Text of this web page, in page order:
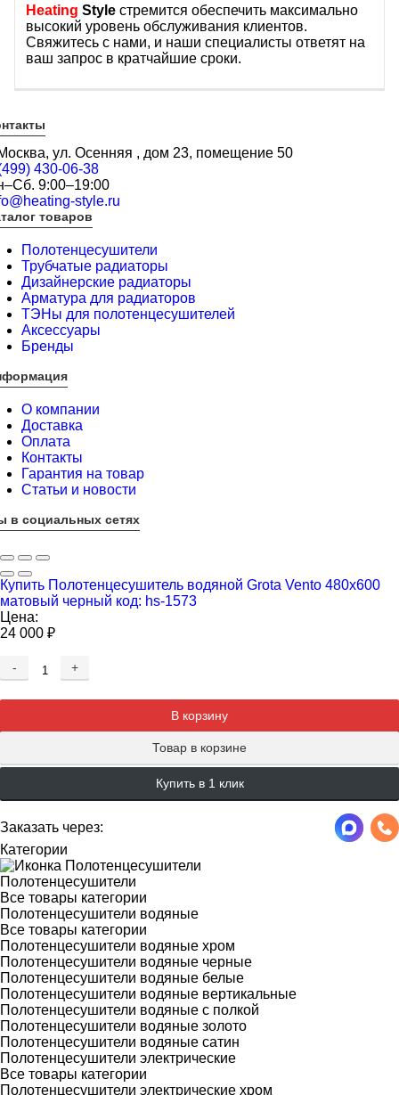
Heating Style стремится обеспечить максимально
высокий уровень обслуживания клиентов.
Свяжитесь с нами, и наши специалисты ответят на
ваш запрос в кратчайшие сроки.
ул. Осенняя , дом 23, помещение 50
430-06-38
9:00–19:00
style.ru
товаров
Полотенцесушители
Трубчатые радиаторы
Дизайнерские радиаторы
Арматура для радиаторов
ТЭНы для полотенцесушителей
Аксессуары
Бренды
О компании
Доставка
Оплата
Контакты
Гарантия на товар
Статьи и новости
в социальных сетях
Купить Полотенцесушитель водяной Grota Vento 480х600
матовый черный код: hs-1573
Цена:
24 000 ₽
-
+
В корзину
Товар в корзине
Купить в 1 клик
Заказать через:
Категории
Полотенцесушители
Все товары категории
Полотенцесушители водяные
Все товары категории
Полотенцесушители водяные хром
Полотенцесушители водяные черные
Полотенцесушители водяные белые
Полотенцесушители водяные вертикальные
Полотенцесушители водяные с полкой
Полотенцесушители водяные золото
Полотенцесушители водяные сатин
Полотенцесушители электрические
Все товары категории
Полотенцесушители электрические хром